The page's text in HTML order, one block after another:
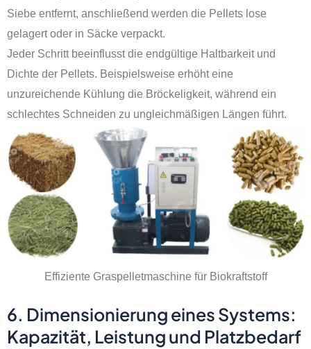
Siebe entfernt, anschließend werden die Pellets lose
gelagert oder in Säcke verpackt.
Jeder Schritt beeinflusst die endgültige Haltbarkeit und
Dichte der Pellets. Beispielsweise erhöht eine
unzureichende Kühlung die Bröckeligkeit, während ein
schlechtes Schneiden zu ungleichmäßigen Längen führt.
Effiziente Graspelletmaschine für Biokraftstoff
6. Dimensionierung eines Systems:
Kapazität, Leistung und Platzbedarf